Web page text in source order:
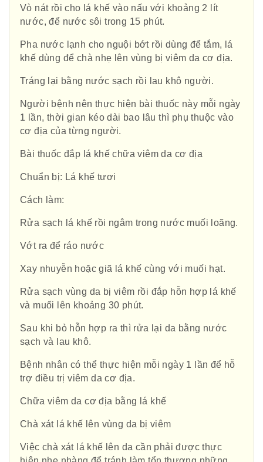
Vò nát rồi cho lá khế vào nấu với khoảng 2 lít
nước, để nước sôi trong 15 phút.
Pha nước lạnh cho nguội bớt rồi dùng để tắm, lá
khế dùng để chà nhẹ lên vùng bị viêm da cơ địa.
Tráng lại bằng nước sạch rồi lau khô người.
Người bệnh nên thực hiện bài thuốc này mỗi ngày
1 lần, thời gian kéo dài bao lâu thì phụ thuộc vào
cơ địa của từng người.
Bài thuốc đắp lá khế chữa viêm da cơ địa
Chuẩn bị: Lá khế tươi
Cách làm:
Rửa sạch lá khế rồi ngâm trong nước muối loãng.
Vớt ra để ráo nước
Xay nhuyễn hoặc giã lá khế cùng với muối hạt.
Rửa sạch vùng da bị viêm rồi đắp hỗn hợp lá khế
và muối lên khoảng 30 phút.
Sau khi bỏ hỗn hợp ra thì rửa lại da bằng nước
sạch và lau khô.
Bệnh nhân có thể thực hiện mỗi ngày 1 lần để hỗ
trợ điều trị viêm da cơ địa.
Chữa viêm da cơ địa bằng lá khế
Chà xát lá khế lên vùng da bị viêm
Việc chà xát lá khế lên da cần phải được thực